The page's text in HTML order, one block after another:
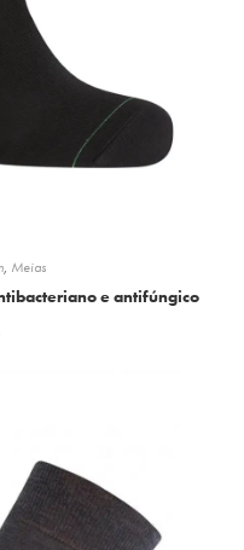
, Meias
e antifúngico